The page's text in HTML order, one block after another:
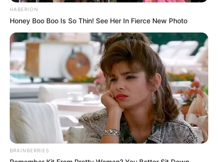
HABERION
Honey Boo Boo Is So Thin! See Her In Fierce New Photo
BRAINBERRIES